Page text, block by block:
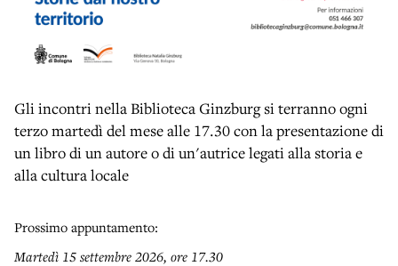
Gli incontri nella Biblioteca Ginzburg si terranno ogni
terzo martedì del mese alle 17.30 con la presentazione di
un libro di un autore o di un'autrice legati alla storia e
alla cultura locale
Prossimo appuntamento:
Martedì 15 settembre 2026, ore 17.30